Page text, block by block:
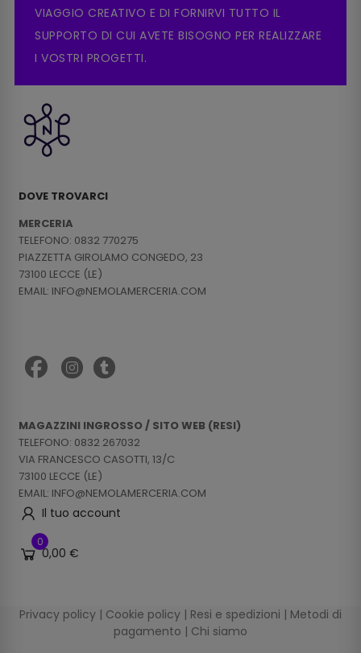
VIAGGIO CREATIVO E DI FORNIRVI TUTTO IL
SUPPORTO DI CUI AVETE BISOGNO PER REALIZZARE
I VOSTRI PROGETTI.
DOVE TROVARCI
MERCERIA
TELEFONO: 0832 770275
PIAZZETTA GIROLAMO CONGEDO, 23
73100 LECCE (LE)
EMAIL: INFO@NEMOLAMERCERIA.COM
MAGAZZINI INGROSSO / SITO WEB (RESI)
TELEFONO: 0832 267032
VIA FRANCESCO CASOTTI, 13/C
73100 LECCE (LE)
EMAIL: INFO@NEMOLAMERCERIA.COM
Il tuo account
0
0,00 €
Privacy policy | Cookie policy | Resi e spedizioni | Metodi di
pagamento | Chi siamo